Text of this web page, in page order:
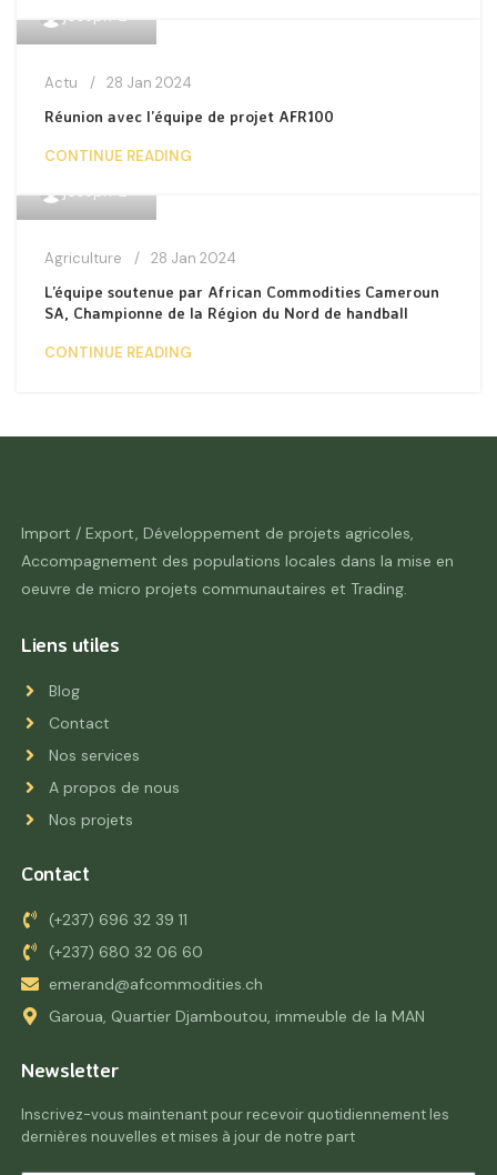
joseph
Actu
28 Jan 2024
Réunion avec l’équipe de projet AFR100
CONTINUE READING
joseph
Agriculture
28 Jan 2024
L’équipe soutenue par African Commodities Cameroun
SA, Championne de la Région du Nord de handball
CONTINUE READING
Import / Export, Développement de projets agricoles,
Accompagnement des populations locales dans la mise en
oeuvre de micro projets communautaires et Trading.
Liens utiles
Blog
Contact
Nos services
A propos de nous
Nos projets
Contact
(+237) 696 32 39 11
(+237) 680 32 06 60
emerand@afcommodities.ch
Garoua, Quartier Djamboutou, immeuble de la MAN
Newsletter
Inscrivez-vous maintenant pour recevoir quotidiennement les
dernières nouvelles et mises à jour de notre part